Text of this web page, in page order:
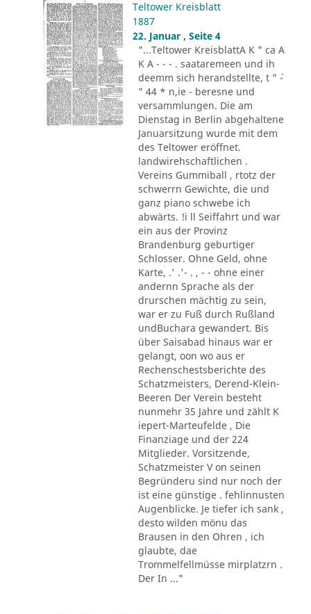
Teltower Kreisblatt
1887
22. Januar , Seite 4
"...Teltower KreisblattA K " ca A
K A - - - . saataremeen und ih
deemm sich herandstellte, t " ´-
" 44 * n,ie - beresne und
versammlungen. Die am
Dienstag in Berlin abgehaltene
Januarsitzung wurde mit dem
des Teltower eröffnet.
landwirehschaftlichen .
Vereins Gummiball , rtotz der
schwerrn Gewichte, die und
ganz piano schwebe ich
abwärts. !i ll Seiffahrt und war
ein aus der Provinz
Brandenburg geburtiger
Schlosser. Ohne Geld, ohne
Karte, .' .'- . , - - ohne einer
andernn Sprache als der
drurschen mächtig zu sein,
war er zu Fuß durch Rußland
undBuchara gewandert. Bis
über Saisabad hinaus war er
gelangt, oon wo aus er
Rechenschestsberichte des
Schatzmeisters, Derend-Klein-
Beeren Der Verein besteht
nunmehr 35 Jahre und zählt K
iepert-Marteufelde , Die
Finanziage und der 224
Mitglieder. Vorsitzende,
Schatzmeister V on seinen
Begründeru sind nur noch der
ist eine günstige . fehlinnusten
Augenblicke. Je tiefer ich sank ,
desto wilden mönu das
Brausen in den Ohren , ich
glaubte, dae
Trommelfellmüsse mirplatzrn .
Der In ..."